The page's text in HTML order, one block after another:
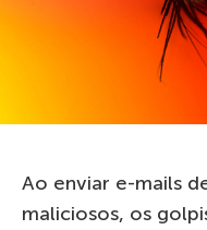
Ao enviar e-mails
maliciosos, os